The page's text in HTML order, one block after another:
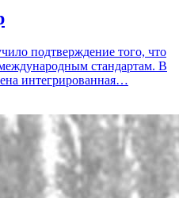
подтверждение того, что
международным стандартам. В
интегрированная…